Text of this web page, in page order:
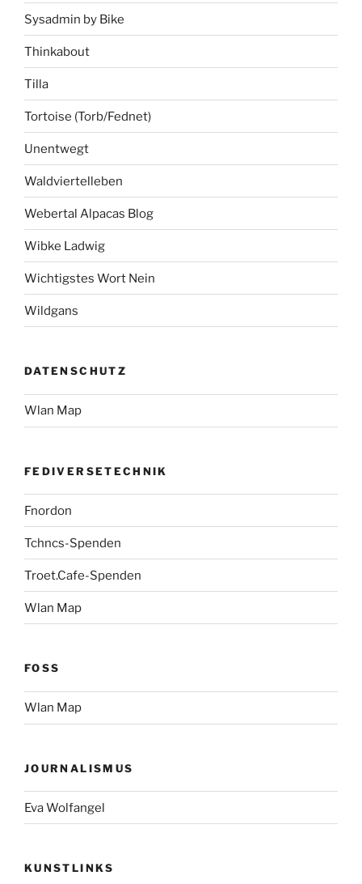
Sysadmin by Bike
Thinkabout
Tilla
Tortoise (Torb/Fednet)
Unentwegt
Waldviertelleben
Webertal Alpacas Blog
Wibke Ladwig
Wichtigstes Wort Nein
Wildgans
DATENSCHUTZ
Wlan Map
FEDIVERSETECHNIK
Fnordon
Tchncs-Spenden
Troet.Cafe-Spenden
Wlan Map
FOSS
Wlan Map
JOURNALISMUS
Eva Wolfangel
KUNSTLINKS